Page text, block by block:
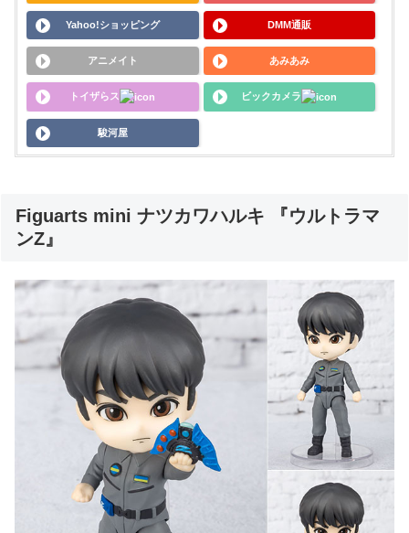
Yahoo!ショッピング DMM通販
アニメイト あみあみ
トイザらス ビックカメラ
駿河屋
Figuarts mini ナツカワハルキ 『ウルトラマ
ンZ』